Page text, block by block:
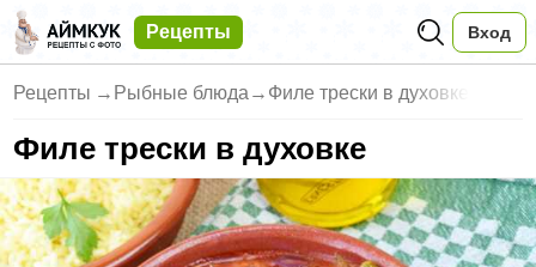
Рецепты Вход
Рецепты → Рыбные блюда → Филе трески в духовке
Филе трески в духовке